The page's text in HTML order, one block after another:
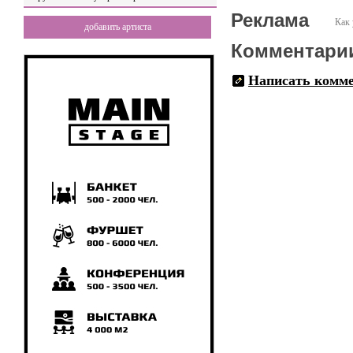
добавить артиста Как
Реклама
Написать